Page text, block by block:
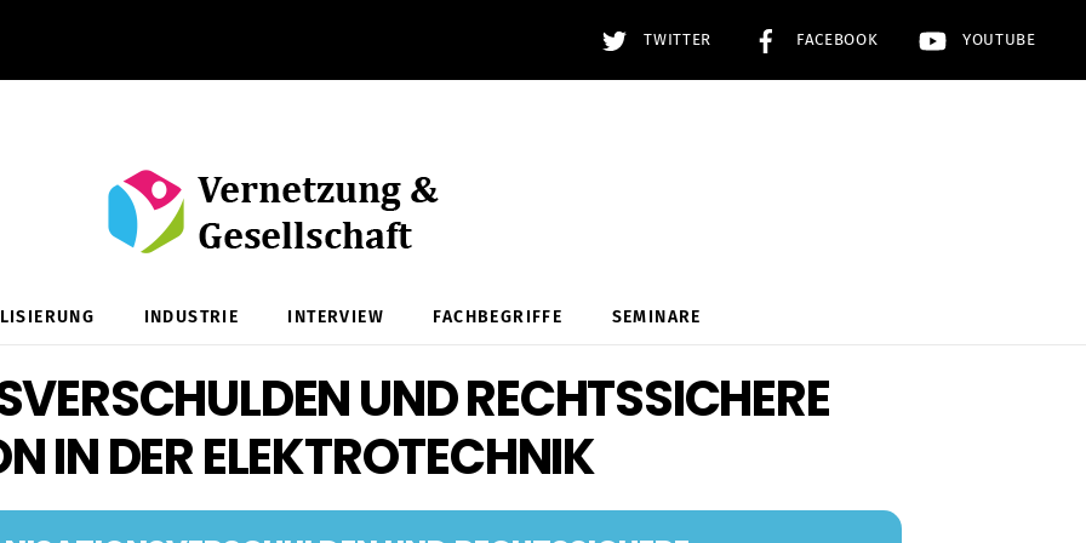
TWITTER FACEBOOK YOUTUBE
INDUSTRIE INTERVIEW FACHBEGRIFFE SEMINARE
UND RECHTSSICHERE
IN DER ELEKTROTECHNIK